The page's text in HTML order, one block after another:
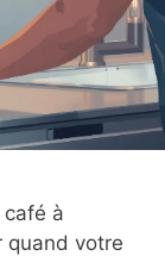
à
quand votre